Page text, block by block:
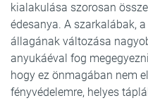
kialakulása szorosan
édesanya. A szarkalábak,
állagának változása
anyukáéval fog
hogy ez önmagában nem
fényvédelemre, helyes